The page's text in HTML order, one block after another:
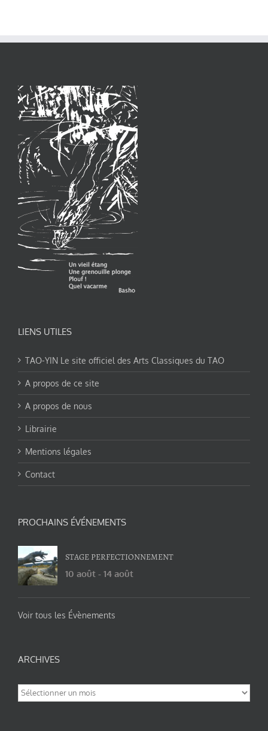
LIENS UTILES
TAO-YIN Le site officiel des Arts Classiques du TAO
A propos de ce site
A propos de nous
Librairie
Mentions légales
Contact
PROCHAINS ÉVÉNEMENTS
STAGE PERFECTIONNEMENT
10 août - 14 août
Voir tous les Évènements
ARCHIVES
Archives